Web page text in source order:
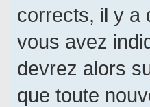
corrects, il y a
vous avez
devrez alors
que toute